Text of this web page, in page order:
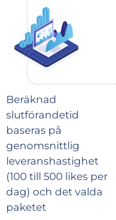
Beräknad
slutförandetid
baseras på
genomsnittlig
leveranshastighet
(100 till 500 likes per
dag) och det valda
paketet